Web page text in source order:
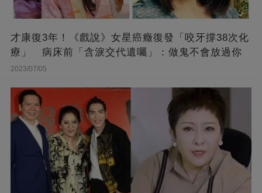
才康復3年！《戲說》女星癌癥復發「咬牙撐38次化
療」 病床前「含淚交代遺囑」：做鬼不會放過你
2023/07/05